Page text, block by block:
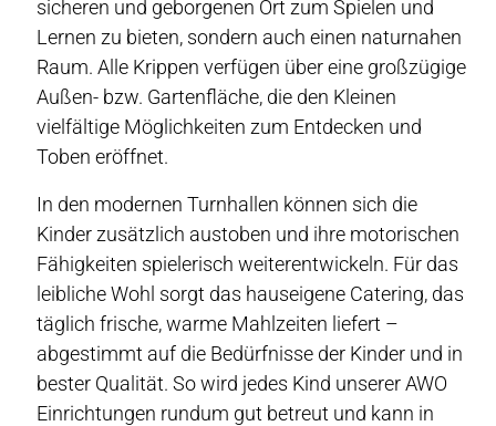
sicheren und geborgenen Ort zum Spielen und
Lernen zu bieten, sondern auch einen naturnahen
Raum. Alle Krippen verfügen über eine großzügige
Außen- bzw. Gartenfläche, die den Kleinen
vielfältige Möglichkeiten zum Entdecken und
Toben eröffnet.
In den modernen Turnhallen können sich die
Kinder zusätzlich austoben und ihre motorischen
Fähigkeiten spielerisch weiterentwickeln. Für das
leibliche Wohl sorgt das hauseigene Catering, das
täglich frische, warme Mahlzeiten liefert –
abgestimmt auf die Bedürfnisse der Kinder und in
bester Qualität. So wird jedes Kind unserer AWO
Einrichtungen rundum gut betreut und kann in